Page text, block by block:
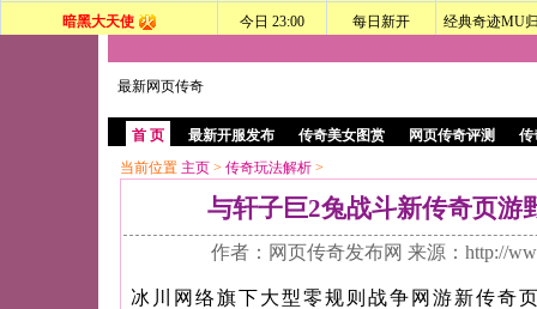
最新网页传奇
首 页 最新开服发布 传奇美女图赏 网页传奇评测
传
当前位置 主页 > 传奇玩法解析 >
与轩子巨2兔战斗新传奇页游
作者：网页传奇发布网 来源：http://
冰川网络旗下大型零规则战争网游新传奇